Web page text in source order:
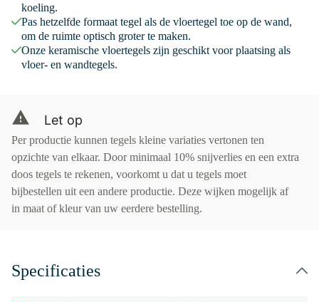
koeling.
Pas hetzelfde formaat tegel als de vloertegel toe op de wand,
om de ruimte optisch groter te maken.
Onze keramische vloertegels zijn geschikt voor plaatsing als
vloer- en wandtegels.
Let op
Per productie kunnen tegels kleine variaties vertonen ten
opzichte van elkaar. Door minimaal 10% snijverlies en een extra
doos tegels te rekenen, voorkomt u dat u tegels moet
bijbestellen uit een andere productie. Deze wijken mogelijk af
in maat of kleur van uw eerdere bestelling.
Specificaties